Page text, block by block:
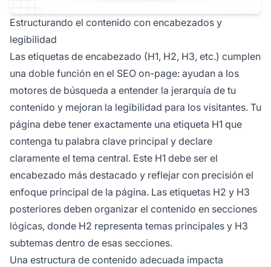
Estructurando el contenido con encabezados y
legibilidad
Las etiquetas de encabezado (H1, H2, H3, etc.) cumplen
una doble función en el SEO on-page: ayudan a los
motores de búsqueda a entender la jerarquía de tu
contenido y mejoran la legibilidad para los visitantes. Tu
página debe tener exactamente una etiqueta H1 que
contenga tu palabra clave principal y declare
claramente el tema central. Este H1 debe ser el
encabezado más destacado y reflejar con precisión el
enfoque principal de la página. Las etiquetas H2 y H3
posteriores deben organizar el contenido en secciones
lógicas, donde H2 representa temas principales y H3
subtemas dentro de esas secciones.
Una estructura de contenido adecuada impacta